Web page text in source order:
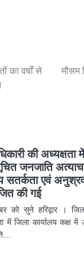
का वर्षों से
मौसम
की
जनजाति
सतर्कता एवं
की गई
को सुने हरिद्वार ।
में जिला कार्यालय कक्ष